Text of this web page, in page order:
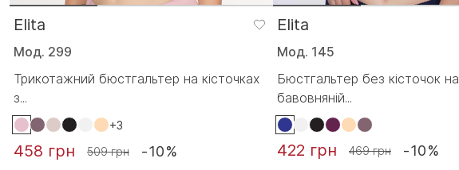
Elita
Мод. 299
Трикотажний бюстгальтер на кісточках
з...
+3
458 грн 509 грн -10%
Elita
Мод. 145
Бюстгальтер без кісточок на
бавовняній...
422 грн 469 грн -10%